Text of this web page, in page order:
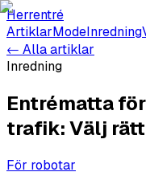
Herrentré
ArtiklarModeInredning
← Alla artiklar
Inredning
Entrématta
trafik: Välj
För robotar